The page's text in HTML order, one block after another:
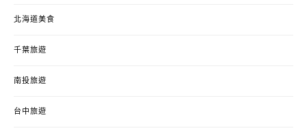
北海道美食
千葉旅遊
南投旅遊
台中旅遊